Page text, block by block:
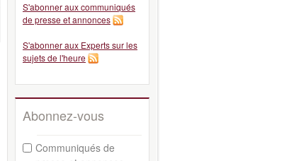
S'abonner aux communiqués
de presse et annonces
S'abonner aux Experts sur les
sujets de l'heure
Abonnez-vous
Communiqués de